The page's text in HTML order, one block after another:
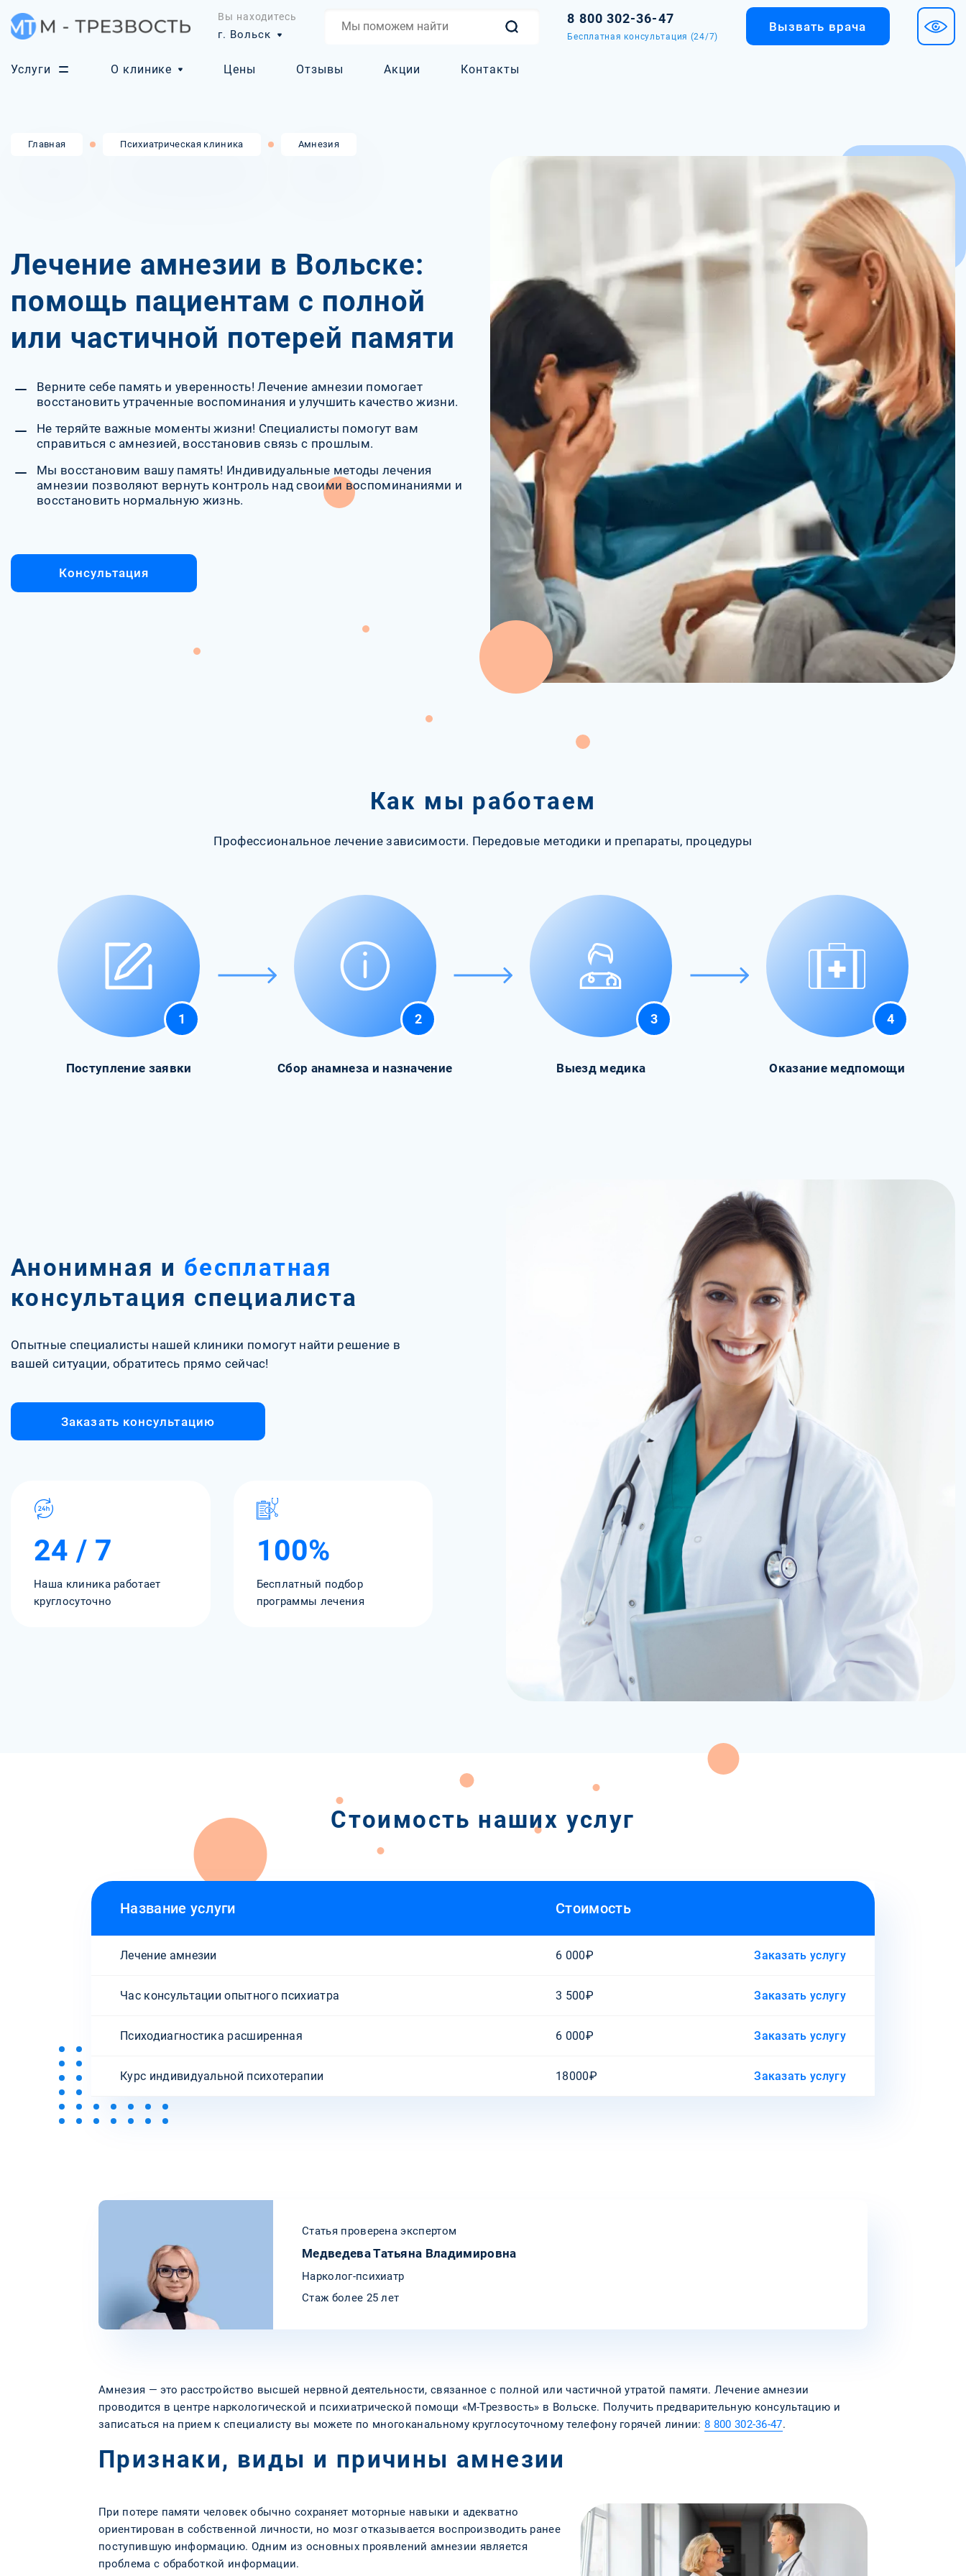
Вы находитесь
г. Вольск
8 800 302-36-47
Бесплатная консультация (24/7)
Вызвать врача
Услуги О клинике Цены Отзывы Акции Контакты
Главная Психиатрическая клиника Амнезия
Лечение амнезии в Вольске:
помощь пациентам с полной
или частичной потерей памяти
Верните себе память и уверенность! Лечение амнезии помогает
восстановить утраченные воспоминания и улучшить качество жизни.
Не теряйте важные моменты жизни! Специалисты помогут вам
справиться с амнезией, восстановив связь с прошлым.
Мы восстановим вашу память! Индивидуальные методы лечения
амнезии позволяют вернуть контроль над своими воспоминаниями и
восстановить нормальную жизнь.
Консультация
Как мы работаем
Профессиональное лечение зависимости. Передовые методики и препараты, процедуры
1
Поступление заявки
2
Сбор анамнеза и назначение
3
Выезд медика
4
Оказание медпомощи
Анонимная и бесплатная
консультация специалиста
Опытные специалисты нашей клиники помогут найти решение в
вашей ситуации, обратитесь прямо сейчас!
Заказать консультацию
24 / 7
Наша клиника работает
круглосуточно
100%
Бесплатный подбор
программы лечения
Стоимость наших услуг
Название услуги Стоимость
Лечение амнезии 6 000₽ Заказать услугу
Час консультации опытного психиатра 3 500₽ Заказать услугу
Психодиагностика расширенная 6 000₽ Заказать услугу
Курс индивидуальной психотерапии 18000₽ Заказать услугу
Статья проверена экспертом
Медведева Татьяна Владимировна
Нарколог-психиатр
Стаж более 25 лет
Амнезия — это расстройство высшей нервной деятельности, связанное с полной или частичной утратой памяти. Лечение амнезии
проводится в центре наркологической и психиатрической помощи «М-Трезвость» в Вольске. Получить предварительную консультацию и
записаться на прием к специалисту вы можете по многоканальному круглосуточному телефону горячей линии: 8 800 302-36-47.
Признаки, виды и причины амнезии
При потере памяти человек обычно сохраняет моторные навыки и адекватно
ориентирован в собственной личности, но мозг отказывается воспроизводить ранее
поступившую информацию. Одним из основных проявлений амнезии является
проблема с обработкой информации.